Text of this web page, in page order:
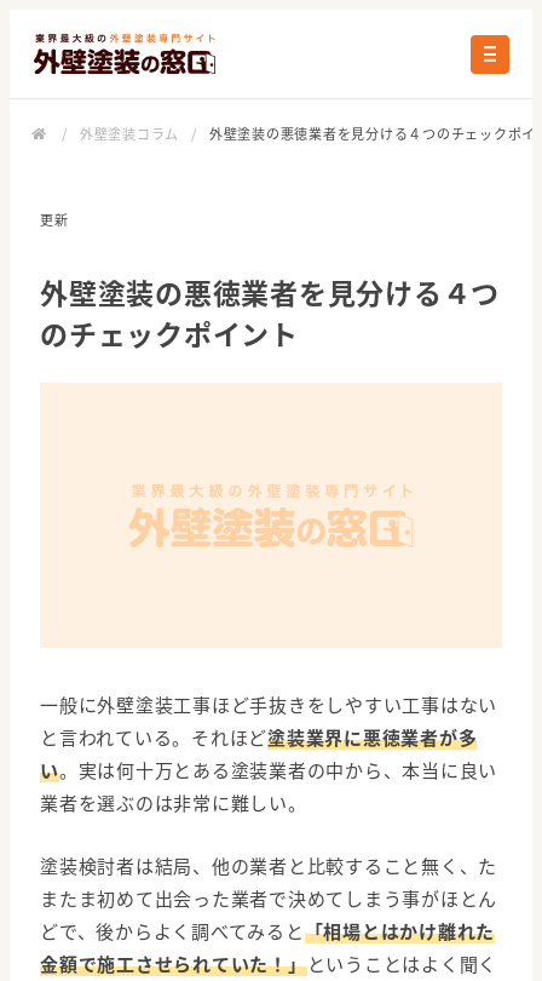
/ 外壁塗装コラム / 外壁塗装の悪徳業者を見分ける４つのチェックポ
更新
外壁塗装の悪徳業者を見分ける４つ
のチェックポイント
一般に外壁塗装工事ほど手抜きをしやすい工事はない
と言われている。それほど塗装業界に悪徳業者が多
い。実は何十万とある塗装業者の中から、本当に良い
業者を選ぶのは非常に難しい。
塗装検討者は結局、他の業者と比較すること無く、た
またま初めて出会った業者で決めてしまう事がほとん
どで、後からよく調べてみると「相場とはかけ離れた
金額で施工させられていた！」ということはよく聞く